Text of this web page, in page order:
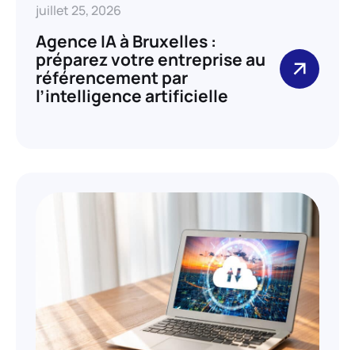
juillet 25, 2026
Agence IA à Bruxelles :
préparez votre entreprise au
référencement par
l’intelligence artificielle